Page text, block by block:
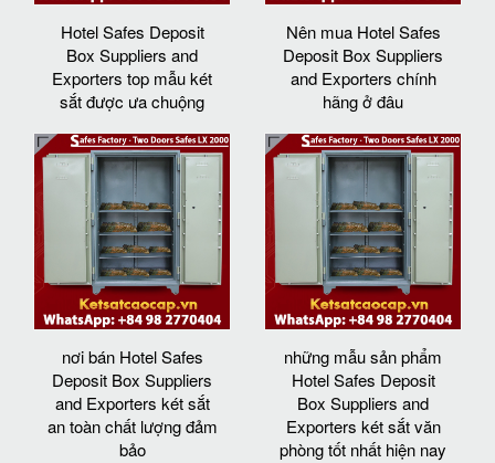
Hotel Safes Deposit
Box Suppliers and
Exporters top mẫu két
sắt được ưa chuộng
Nên mua Hotel Safes
Deposit Box Suppliers
and Exporters chính
hãng ở đâu
nơi bán Hotel Safes
Deposit Box Suppliers
and Exporters két sắt
an toàn chất lượng đảm
bảo
những mẫu sản phẩm
Hotel Safes Deposit
Box Suppliers and
Exporters két sắt văn
phòng tốt nhất hiện nay